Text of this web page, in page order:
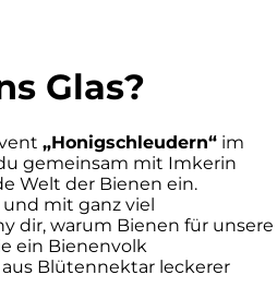
Honig
Glas?
„Honigschleudern“ im
gemeinsam mit Imkerin
Welt der Bienen ein.
mit ganz viel
dir, warum Bienen für unsere
ein Bienenvolk
Blütennektar leckerer